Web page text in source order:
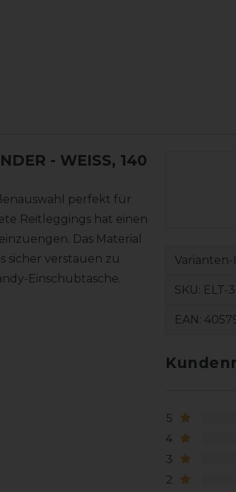
- WEISS, 140
perfekt für
Reitleggings hat einen
Das Material
sicher verstauen zu
Einschubtasche.
SKU: ELT-
EAN:
5
4
3
2